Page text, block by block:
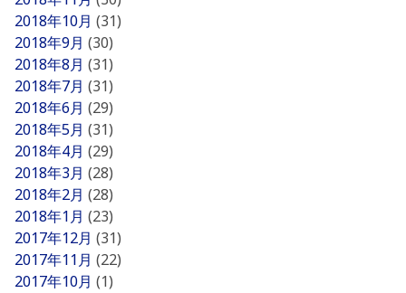
2018年10月 (31)
2018年9月 (30)
2018年8月 (31)
2018年7月 (31)
2018年6月 (29)
2018年5月 (31)
2018年4月 (29)
2018年3月 (28)
2018年2月 (28)
2018年1月 (23)
2017年12月 (31)
2017年11月 (22)
2017年10月 (1)